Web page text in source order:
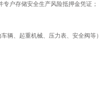
户存储安全生产风险抵押金凭证；
辆、起重机械、压力表、安全阀等）